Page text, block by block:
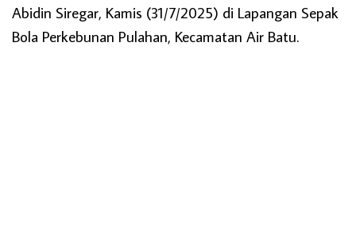
Abidin Siregar, Kamis (31/7/2025) di Lapangan Sepak
Bola Perkebunan Pulahan, Kecamatan Air Batu.